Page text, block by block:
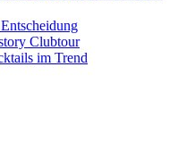
Clubtour
im Trend